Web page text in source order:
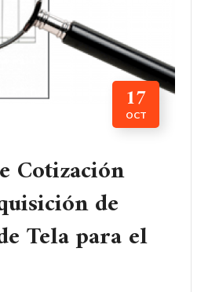
17
OCT
Cotización
de
Tela para el